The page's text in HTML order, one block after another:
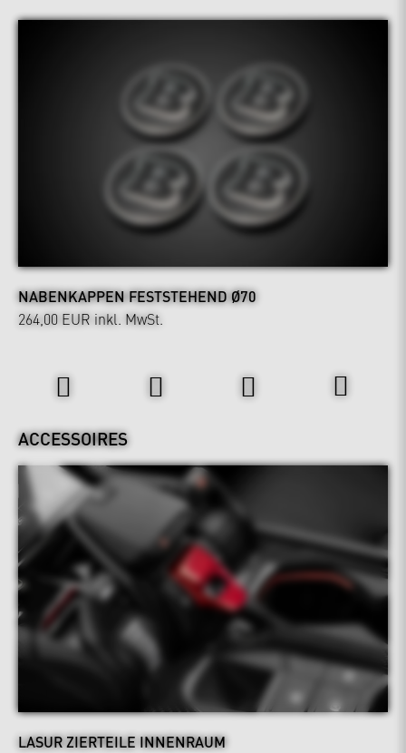
NABENKAPPEN FESTSTEHEND Ø70
264,00 EUR inkl. MwSt.
ACCESSOIRES
LASUR ZIERTEILE INNENRAUM